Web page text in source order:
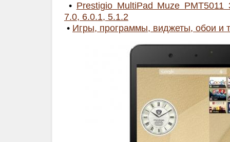
• Prestigio MultiPad Muze
7.0, 6.0.1, 5.1.2
• Игры, программы, виджеты, обои и